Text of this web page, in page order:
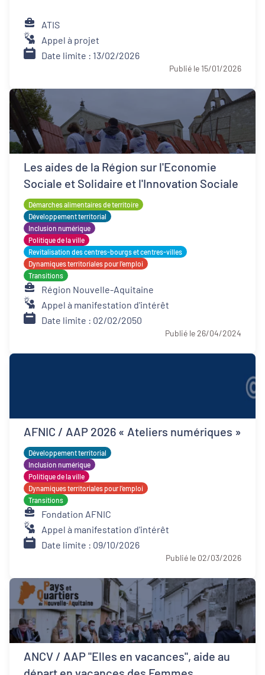
ATIS
Appel à projet
Date limite : 13/02/2026
Publié le 15/01/2026
Les aides de la Région sur l'Economie
Sociale et Solidaire et l'Innovation Sociale
Démarches alimentaires de territoire
Développement territorial
Inclusion numérique
Politique de la ville
Revitalisation des centres-bourgs et centres-villes
Dynamiques territoriales pour l’emploi
Transitions
Région Nouvelle-Aquitaine
Appel à manifestation d'intérêt
Date limite : 02/02/2050
Publié le 26/04/2024
AFNIC / AAP 2026 « Ateliers numériques »
Développement territorial
Inclusion numérique
Politique de la ville
Dynamiques territoriales pour l’emploi
Transitions
Fondation AFNIC
Appel à manifestation d'intérêt
Date limite : 09/10/2026
Publié le 02/03/2026
ANCV / AAP "Elles en vacances", aide au